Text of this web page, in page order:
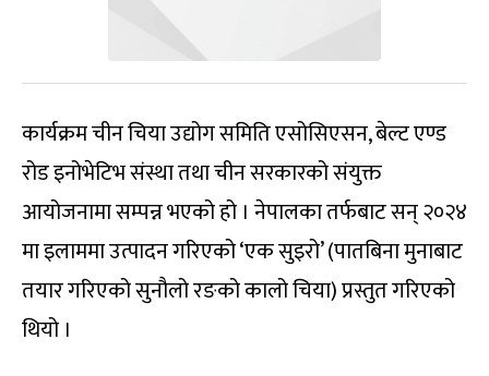
कार्यक्रम चीन चिया उद्योग समिति एसोसिएसन, बेल्ट एण्ड
रोड इनोभेटिभ संस्था तथा चीन सरकारको संयुक्त
आयोजनामा सम्पन्न भएको हो । नेपालका तर्फबाट सन् २०२४
मा इलाममा उत्पादन गरिएको ‘एक सुइरो’ (पातबिना मुनाबाट
तयार गरिएको सुनौलो रङको कालो चिया) प्रस्तुत गरिएको
थियो ।